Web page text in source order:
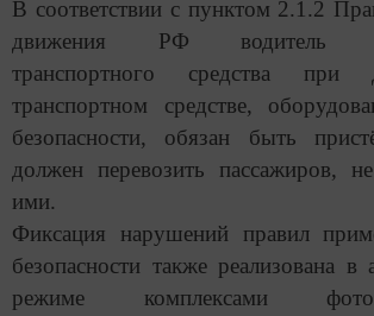
В соответствии с пунктом 2.1.2
движения РФ водитель
транспортного средства при
транспортном средстве,
безопасности, обязан быть
должен перевозить пассажиров,
ими.
Фиксация нарушений правил
безопасности также реализована в
режиме комплексами